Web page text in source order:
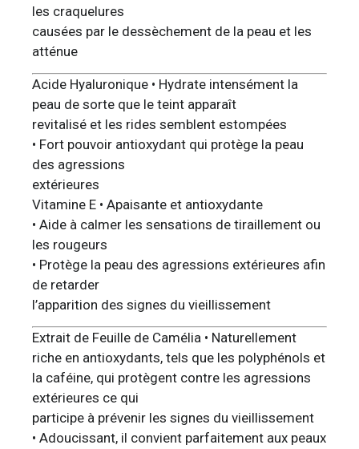
les craquelures
causées par le dessèchement de la peau et les
atténue
Acide Hyaluronique • Hydrate intensément la
peau de sorte que le teint apparaît
revitalisé et les rides semblent estompées
• Fort pouvoir antioxydant qui protège la peau
des agressions
extérieures
Vitamine E • Apaisante et antioxydante
• Aide à calmer les sensations de tiraillement ou
les rougeurs
• Protège la peau des agressions extérieures afin
de retarder
l’apparition des signes du vieillissement
Extrait de Feuille de Camélia • Naturellement
riche en antioxydants, tels que les polyphénols et
la caféine, qui protègent contre les agressions
extérieures ce qui
participe à prévenir les signes du vieillissement
• Adoucissant, il convient parfaitement aux peaux